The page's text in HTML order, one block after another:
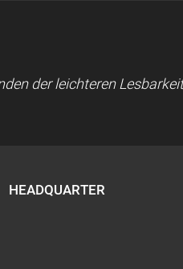
der leichteren
HEADQUARTER